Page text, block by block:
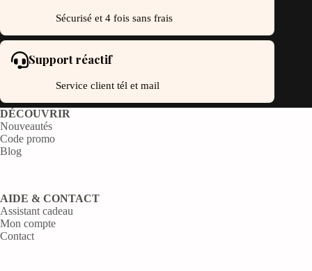
Sécurisé et 4 fois sans frais
Support réactif
Service client tél et mail
DÉCOUVRIR
Nouveautés
Code promo
Blog
AIDE & CONTACT
Assistant cadeau
Mon compte
Contact